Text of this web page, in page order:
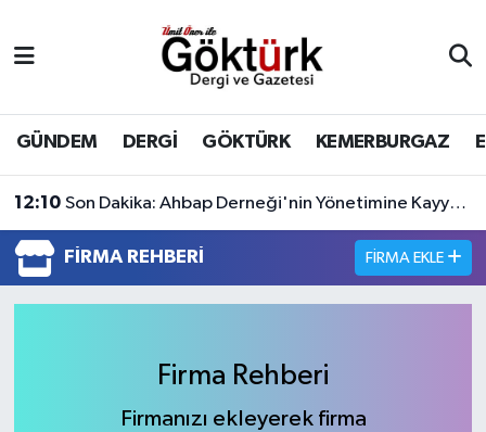
GÜNDEM DERGİ GÖKTÜRK KEMERBURGAZ
12:10 Son Dakika: Ahbap Derneği'nin Yönetimine Kayyum Atandı
FIRMA REHBERI FIRMA EKLE
Firma Rehberi
Firmanızı ekleyerek firma
BİLİM
DERGİ
DÜNYA
EĞİTİM
GÖKTÜRK
Eyüpsultan Hava Durumu
Eyüpsultan Trafik Yoğunluk Haritası
Süper Lig Puan Durumu ve Fikstür
Tüm Manşetler
Son Dakika Haberleri